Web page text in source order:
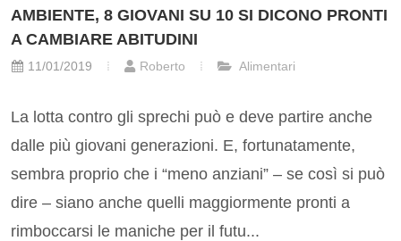
AMBIENTE, 8 GIOVANI SU 10 SI DICONO PRONTI
A CAMBIARE ABITUDINI
11/01/2019 Roberto Alimentari
La lotta contro gli sprechi può e deve partire anche
dalle più giovani generazioni. E, fortunatamente,
sembra proprio che i “meno anziani” – se così si può
dire – siano anche quelli maggiormente pronti a
rimboccarsi le maniche per il futu...